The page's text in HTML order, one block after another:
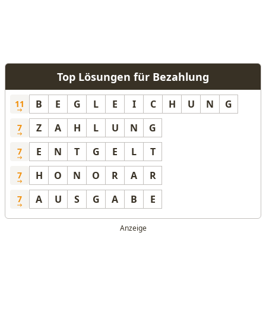
Top Lösungen für Bezahlung
11 B E G L E I C H U N G
7 Z A H L U N G
7 E N T G E L T
7 H O N O R A R
7 A U S G A B E